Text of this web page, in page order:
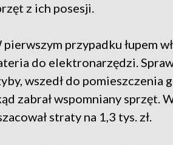
z ich posesji.
pierwszym przypadku łupem
do elektronarzędzi.
wszedł do pomieszczenia
zabrał wspomniany sprzęt.
straty na 1,3 tys. zł.